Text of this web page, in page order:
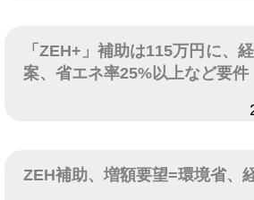
「ZEH+」補助は115万円に、
案、省エネ率25%以上など要件
ZEH補助、増額要望=環境省、